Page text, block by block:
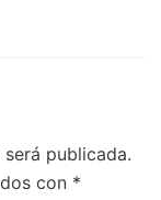
publicada.
con *